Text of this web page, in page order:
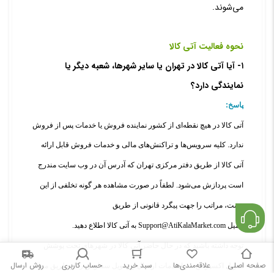
می‌شوند.
نحوه فعالیت آتی کالا
۱- آیا آتی کالا در تهران یا سایر شهرها، شعبه دیگر یا
نمایندگی دارد؟
پاسخ:
آتی کالا در هیچ نقطه‌‌ای از کشور نماینده فروش یا خدمات پس از فروش
ندارد. کلیه سرویس‌‏ها و تراکنش‏‌های مالی و خدمات فروش قابل ارائه
آتی کالا از طریق دفتر مرکزی تهران که آدرس آن در وب سایت مندرج
است پردازش می‏‌شود. لطفاً در صورت مشاهده هر گونه تخلفی از این
دست، مراتب را جهت پیگرد قانونی از طریق
ایمیل Support@AtiKalaMarket.com به آتی کالا اطلاع دهید.
تحویل اکسپرس، تنها خدمات ارسال و تحویل سفارش را از طریق مراکزصفحه اصلی علاقه‌مندی‌ها سبد خرید حساب کاربری روش ارسال